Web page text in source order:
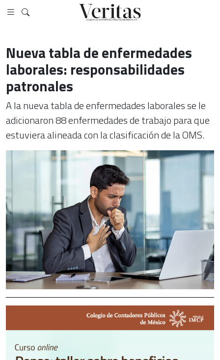
Nueva tabla de enfermedades
laborales: responsabilidades
patronales
A la nueva tabla de enfermedades laborales se le
adicionaron 88 enfermedades de trabajo para que
estuviera alineada con la clasificación de la OMS.